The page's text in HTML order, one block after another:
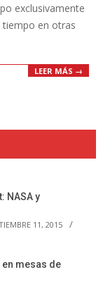
exclusivamente
tiempo en otras
LEER MÁS →
NASA y
11, 2015
en mesas de